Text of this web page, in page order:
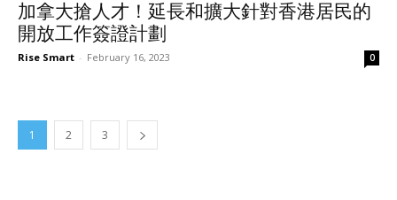
加拿大搶人才！延長和擴大針對香港居民的
開放工作簽證計劃
Rise Smart - February 16, 2023 0
1 2 3